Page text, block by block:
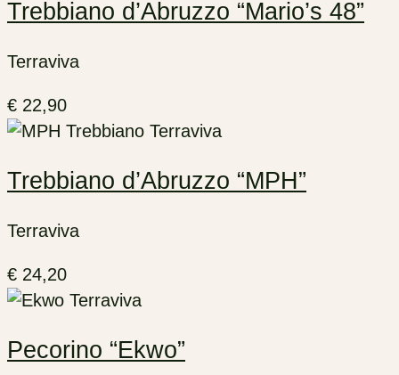
Trebbiano d’Abruzzo “Mario’s 48”
Terraviva
€ 22,90
Trebbiano d’Abruzzo “MPH”
Terraviva
€ 24,20
Pecorino “Ekwo”